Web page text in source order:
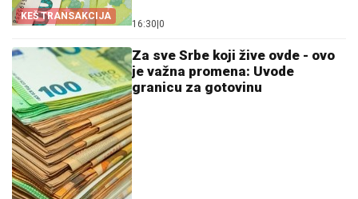
KEŠ TRANSAKCIJA
16:30 0
Za sve Srbe koji žive ovde - ovo
je važna promena: Uvode
granicu za gotovinu